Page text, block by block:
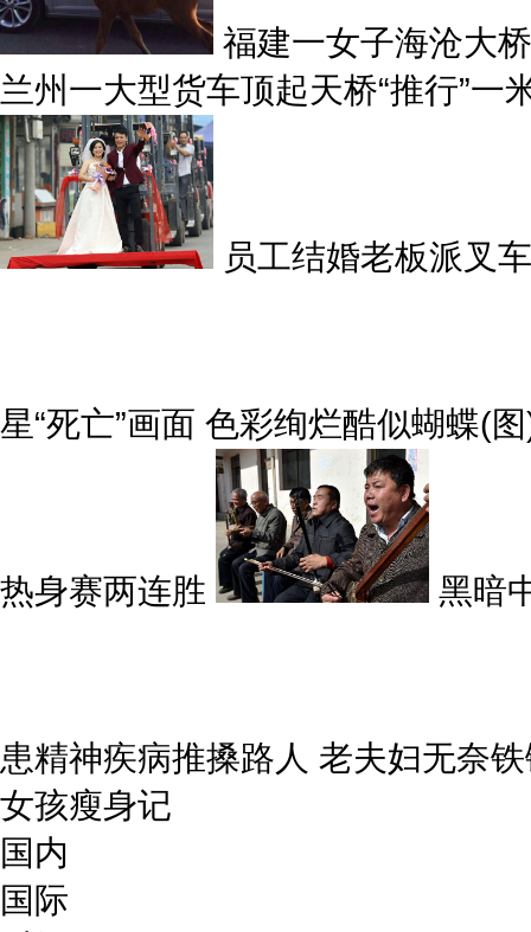
福建一女子海沧大
兰州一大型货车顶起天桥“推行”一
员工结婚老板派叉
星“死亡”画面 色彩绚烂酷似蝴蝶(
热身赛两连胜 黑暗
患精神疾病推搡路人 老夫妇无奈
女孩瘦身记
国内
国际